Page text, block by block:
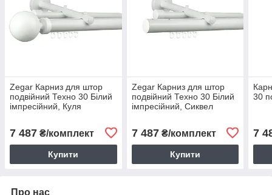
Zegar Карниз для штор
подвійний Техно 30 Білий
імпресійний, Куля
7 487 ₴/комплект
Купити
Zegar Карниз для штор
подвійний Техно 30 Білий
імпресійний, Сиквел
7 487₴/комплект
Купити
30
7
Про нас